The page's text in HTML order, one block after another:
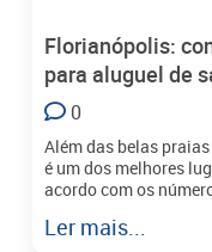
Florianópolis: conheça os melhores bairros
para aluguel de
0
Além das belas
é um dos melhores
acordo com os
Ler mais...